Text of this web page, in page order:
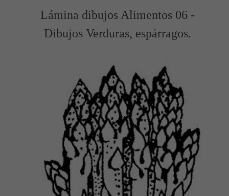
Lámina dibujos Alimentos 06 -
Dibujos Verduras, espárragos.